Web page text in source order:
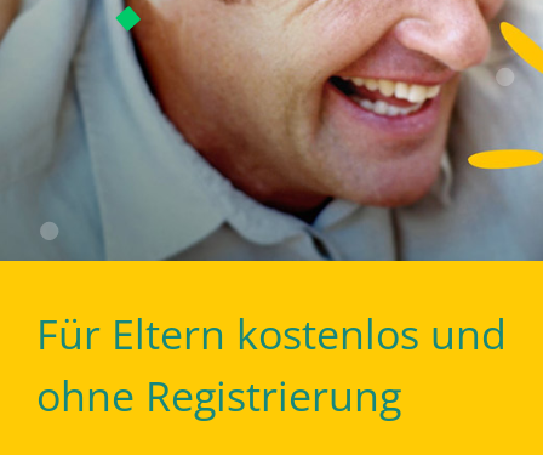
Für Eltern kostenlos und
ohne Registrierung